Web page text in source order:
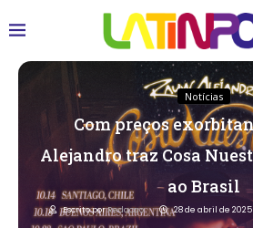
Notícias
Com preços
Alejandro traz Cosa
ao Brasil
Escrito porRedacao 28 de abril de 2025